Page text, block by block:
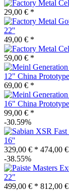
29,00 € *
22''
49,00 € *
59,00 € *
12" China Prototype
69,00 € *
16" China Prototype
99,00 € *
-30.59%
16''
329,00 € * 474,00
-38.55%
22"
499,00 € * 812,00